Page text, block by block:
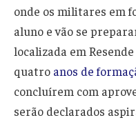
onde os militares em
aluno e vão se
localizada em
quatro anos de
concluírem com
serão declarados